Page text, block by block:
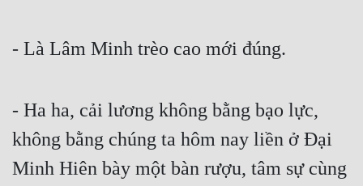
- Là Lâm Minh trèo cao mới đúng.
- Ha ha, cải lương không bằng bạo lực,
không bằng chúng ta hôm nay liền ở Đại
Minh Hiên bày một bàn rượu, tâm sự cùng